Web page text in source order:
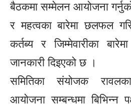
बैठकमा सम्मेलन आयोजना
र महत्वका बारेमा छलफल
कर्तब्य र जिम्मेवारीका
जानकारी दिइएको छ ।
समितिका संयोजक
आयोजना सम्बन्धमा बिभिन्न